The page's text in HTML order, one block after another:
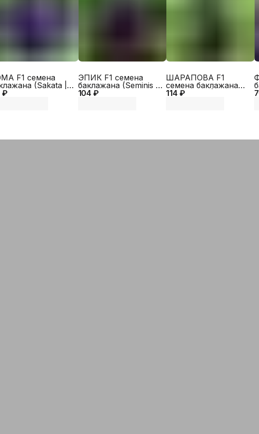
₽
F1 семена
(Sakata |
104 ₽
ЭПИК F1 семена
баклажана (Seminis |
Alexagro)
114 ₽
ШАРАПОВА F1
семена баклажана
(Rijk Zwaan |